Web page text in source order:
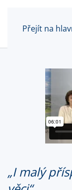
Přejít na
Jedním
spolek
obnova
místě.
„I malý